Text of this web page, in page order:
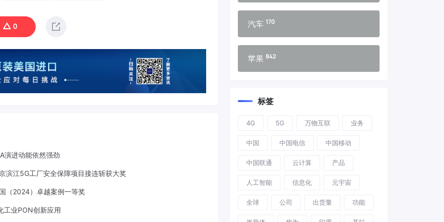
0
演进动能依然强劲
滨江5G工厂安全保障项目接连斩获大奖
（2024）卓越案例一等奖
工业PON创新应用
汽车 170
苹果 842
标签
4G 5G 万物互联 业务
中国 中国电信 中国移动
中国联通 云计算 产品
人工智能 信息化 元宇宙
全球 公司 出货量 功能